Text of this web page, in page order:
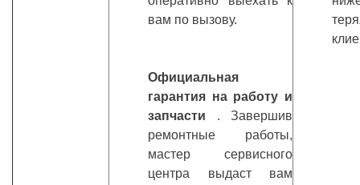
вам по вызову.
Официальная
гарантия на работу и
запчасти . Завершив
ремонтные работы,
мастер сервисного
центра выдаст вам